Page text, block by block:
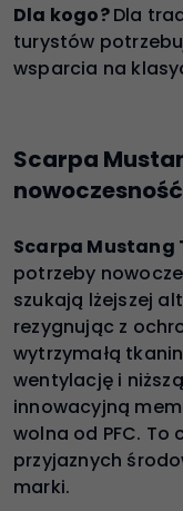
Dla kogo?Dla
turystów
wsparcia na
Scarpa
Scarpa Mustang
potrzeby
szukają lżejszej
rezygnując z
wytrzymałą
wentylację i
innowacyjną
wolna od PFC. To
przyjaznych
marki.